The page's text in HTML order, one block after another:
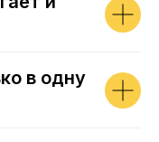
в одну